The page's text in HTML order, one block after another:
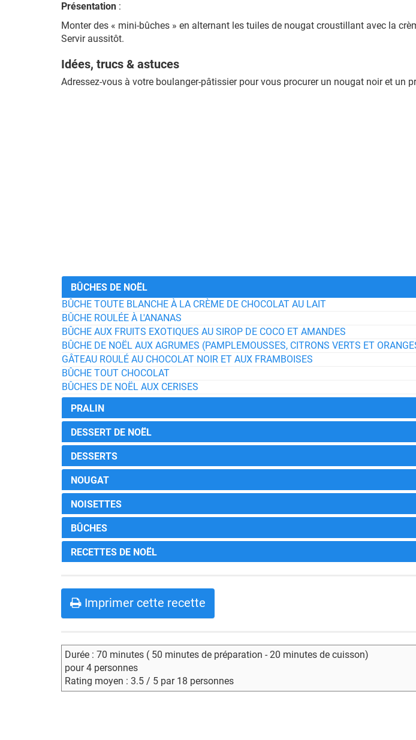
Présentation :
Monter des « mini-bûches » en alternant les tuiles de nougat croustillant avec la
Servir aussitôt.
Idées, trucs & astuces
Adressez-vous à votre boulanger-pâtissier pour vous procurer un nougat noir et un
BÛCHES DE NOËL
BÛCHE TOUTE BLANCHE À LA CRÈME DE CHOCOLAT AU LAIT
BÛCHE ROULÉE À L'ANANAS
BÛCHE AUX FRUITS EXOTIQUES AU SIROP DE COCO ET AMANDES
BÛCHE DE NOËL AUX AGRUMES (PAMPLEMOUSSES, CITRONS VERTS ET
GÂTEAU ROULÉ AU CHOCOLAT NOIR ET AUX FRAMBOISES
BÛCHE TOUT CHOCOLAT
BÛCHES DE NOËL AUX CERISES
PRALIN
DESSERT DE NOËL
DESSERTS
NOUGAT
NOISETTES
BÛCHES
RECETTES DE NOËL
Imprimer cette recette
Durée : 70 minutes ( 50 minutes de préparation - 20 minutes de cuisson)
pour 4 personnes
Rating moyen : 3.5 / 5 par 18 personnes